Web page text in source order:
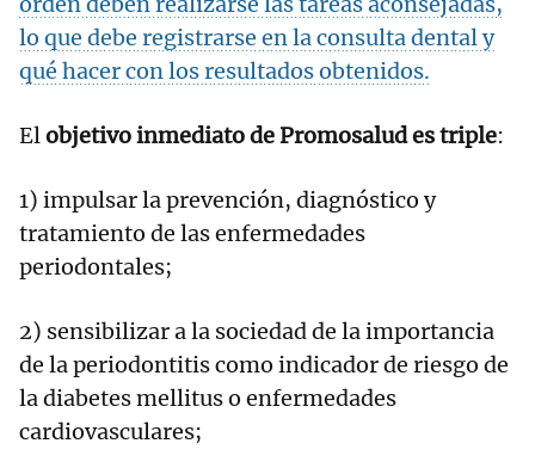
lo que debe registrarse en la consulta dental y
qué hacer con los resultados obtenidos.
Elobjetivo inmediato de Promosalud es triple:
1) impulsar la prevención, diagnóstico y
tratamiento de las enfermedades
periodontales;
2) sensibilizar a la sociedad de la importancia
de la periodontitis como indicador de riesgo de
la diabetes mellitus o enfermedades
cardiovasculares;